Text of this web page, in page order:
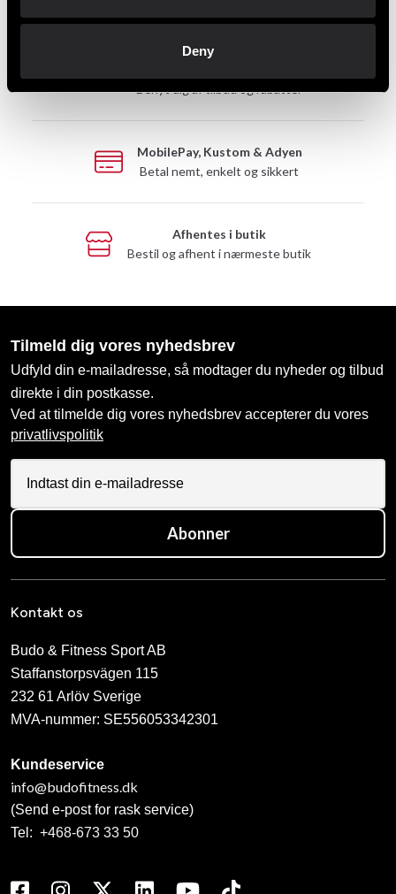
Deny
Benyt dig af tilbud og rabatter
MobilePay, Kustom & Adyen
Betal nemt, enkelt og sikkert
Afhentes i butik
Bestil og afhent i nærmeste butik
Tilmeld dig vores nyhedsbrev
Udfyld din e-mailadresse, så modtager du nyheder og tilbud
direkte i din postkasse.
Ved at tilmelde dig vores nyhedsbrev accepterer du vores
privatlivspolitik
Abonner
Kontakt os
Budo & Fitness Sport AB
Staffanstorpsvägen 115
232 61 Arlöv Sverige
MVA-nummer: SE556053342301
Kundeservice
info@budofitness.dk
(Send e-post for rask service)
Tel: +468-673 33 50